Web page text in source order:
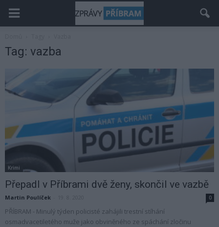
Tag: vazba
Krimi
Přepadl v Příbrami dvě ženy, skončil ve vazbě
Martin Poulíček 0
PŘÍBRAM - Minulý týden policisté zahájili trestní stíhání
osmadvacetiletého muže jako obviněného ze spáchání zločinu